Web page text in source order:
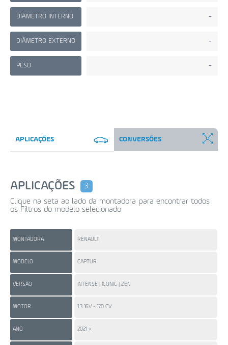
DIÂMETRO INTERNO -
DIÂMETRO EXTERNO -
PESO -
APLICAÇÕES CONVERSÕES
APLICAÇÕES
3
Clique na seta ao lado da montadora para encontrar todos
os Filtros do modelo selecionado
MONTADORA
MODELO
VERSÃO
MOTOR
ANO
RENAULT
CAPTUR
INTENSE | ICONIC | ZEN
1.3 16V - 170 CV
2021 >